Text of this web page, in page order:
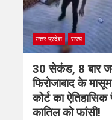
उत्तर प्रदेश राज्य
30 सेकंड, 8 बार
फिरोजाबाद के
कोर्ट का
कातिल को फांसी!